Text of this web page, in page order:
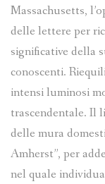
Massachusetts,
delle lettere per
significative della
conoscenti.
intensi luminosi
trascendentale. Il
delle mura
Amherst”, per
nel quale